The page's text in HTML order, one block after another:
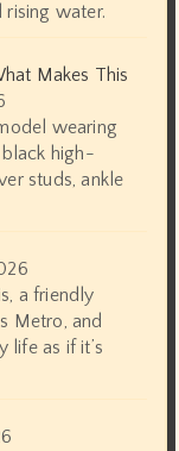
water.
Makes This
wearing
high-
studs, ankle
a friendly
Metro, and
life as if it’s